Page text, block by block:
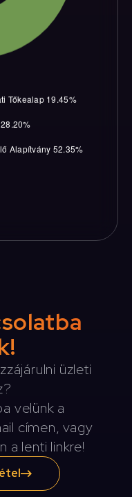
üzleti
velünk a
címen, vagy
a lenti linkre!